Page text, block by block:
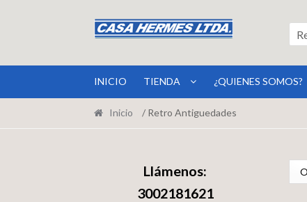
a
la
al
contenido
INICIO TIENDA ¿QUIENES SOMOS?
Inicio / Retro Antiguedades
Llámenos:
3002181621